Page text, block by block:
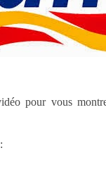
pour vous